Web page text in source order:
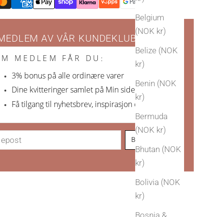
Belgium
(NOK kr)
Belize (NOK
kr)
Benin (NOK
kr)
Bermuda
(NOK kr)
Bhutan (NOK
kr)
Bolivia (NOK
kr)
AV VÅR KUNDEKLUBB
MEDLEM FÅR DU :
3% bonus på alle ordinære varer
Dine kvitteringer samlet på Min side
Få tilgang til nyhetsbrev, inspirasjon og nyheter
Bli Arven-venn!